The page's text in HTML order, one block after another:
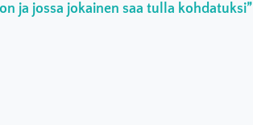
ja jossa jokainen saa tulla kohdatuksi”